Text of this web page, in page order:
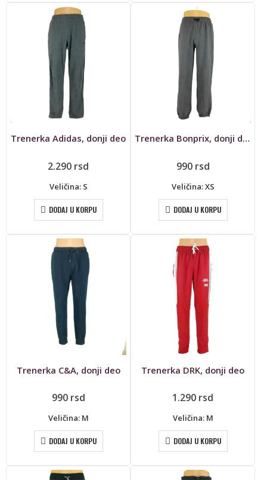
Trenerka Adidas, donji deo
2.290 rsd
Veličina: S
DODAJ U KORPU
Trenerka Bonprix, donji deo
990 rsd
Veličina: XS
DODAJ U KORPU
Trenerka C&A, donji deo
990 rsd
Veličina: M
DODAJ U KORPU
Trenerka DRK, donji deo
1.290 rsd
Veličina: M
DODAJ U KORPU